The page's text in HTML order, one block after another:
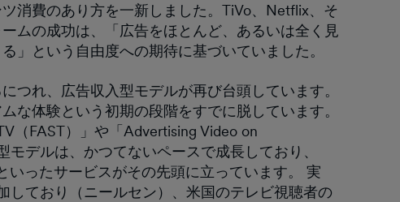
消費のあり方を一新しました。TiVo、Netflix、そ
ムの成功は、「広告をほとんど、あるいは全く見
」という自由度への期待に基づいていました。
つれ、広告収入型モデルが再び台頭しています。
な体験という初期の段階をすでに脱しています。
（FAST）」や「Advertising Video on
デルは、かつてないペースで成長しており、
いったサービスがその先頭に立っています。 実
しており（ニールセン）、米国のテレビ視聴者の